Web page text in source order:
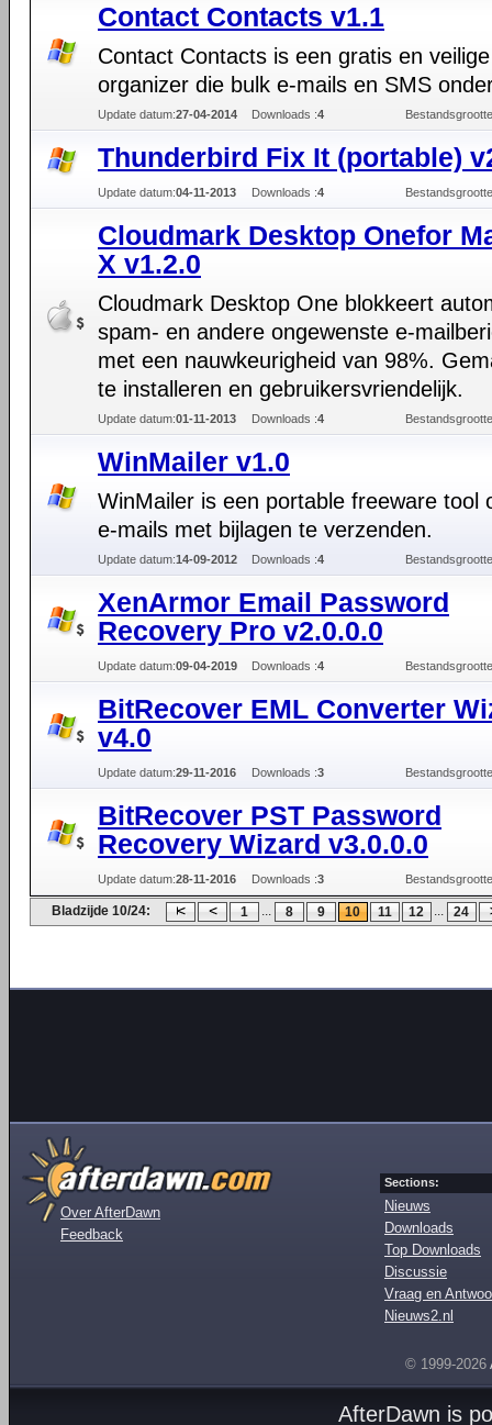
Contact Contacts v1.1
Contact Contacts is een gratis en veilige
organizer die bulk e-mails en SMS
Update datum:27-04-2014 Downloads :4
Thunderbird Fix It (portable)
Update datum:04-11-2013 Downloads :4
Cloudmark Desktop Onefor
X v1.2.0
Cloudmark Desktop One blokkeert
spam- en andere ongewenste e-
met een nauwkeurigheid van 98%.
te installeren en gebruikersvriendelijk.
Update datum:01-11-2013 Downloads :4
WinMailer v1.0
WinMailer is een portable freeware tool
e-mails met bijlagen te verzenden.
Update datum:14-09-2012 Downloads :4
XenArmor Email Password
Recovery Pro v2.0.0.0
Update datum:09-04-2019 Downloads :4
BitRecover EML Converter
v4.0
Update datum:29-11-2016 Downloads :3
BitRecover PST Password
Recovery Wizard v3.0.0.0
Update datum:28-11-2016 Downloads :3
Bladzijde 10/24: 1 ... 8 9 10 11 12 ... 24
Over AfterDawn
Feedback
Sections:
Nieuws
Downloads
Top Downloads
Discussie
Vraag en
Nieuws2.nl
© 1999-2026
AfterDawn is